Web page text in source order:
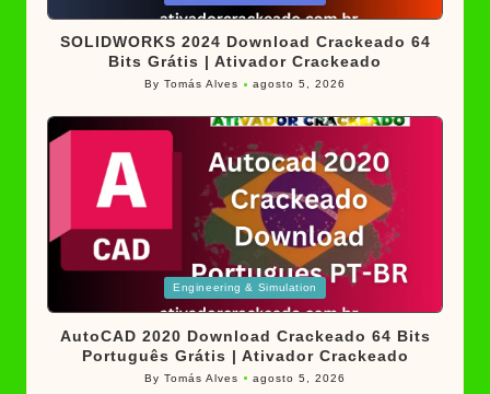
in
SOLIDWORKS 2024 Download Crackeado 64
Bits Grátis | Ativador Crackeado
Posted
ByTomás Alves agosto 5, 2026
in
Engineering & Simulation
AutoCAD 2020 Download Crackeado 64 Bits
Português Grátis | Ativador Crackeado
Posted
ByTomás Alves agosto 5, 2026